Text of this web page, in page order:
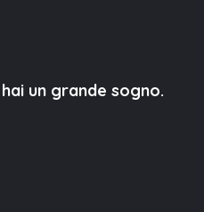
un grande sogno.